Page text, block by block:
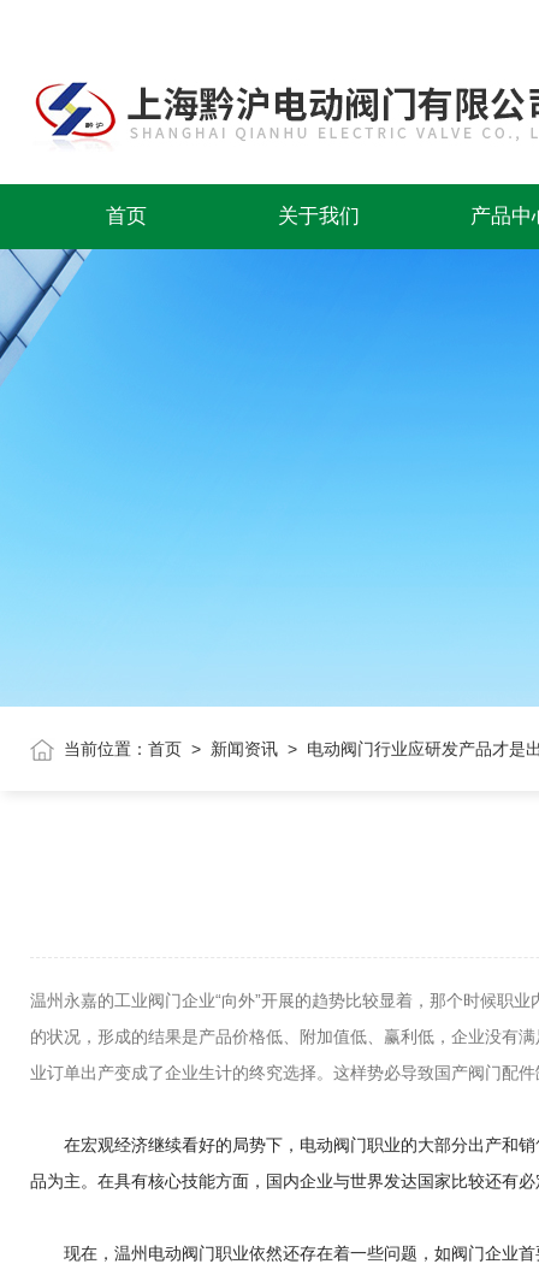
首页 关于我们 产品中
当前位置： 首页 > 新闻资讯 > 电动阀门行业应研发产品才是
温州永嘉的工业阀门企业“向外”开展的趋势比较显着，那个时候职
的状况，形成的结果是产品价格低、附加值低、赢利低，企业没有
业订单出产变成了企业生计的终究选择。这样势必导致国产阀门配
在宏观经济继续看好的局势下，电动阀门职业的大部分出产和销
品为主。在具有核心技能方面，国内企业与世界发达国家比较还有
现在，温州电动阀门职业依然还存在着一些问题，如阀门企业首